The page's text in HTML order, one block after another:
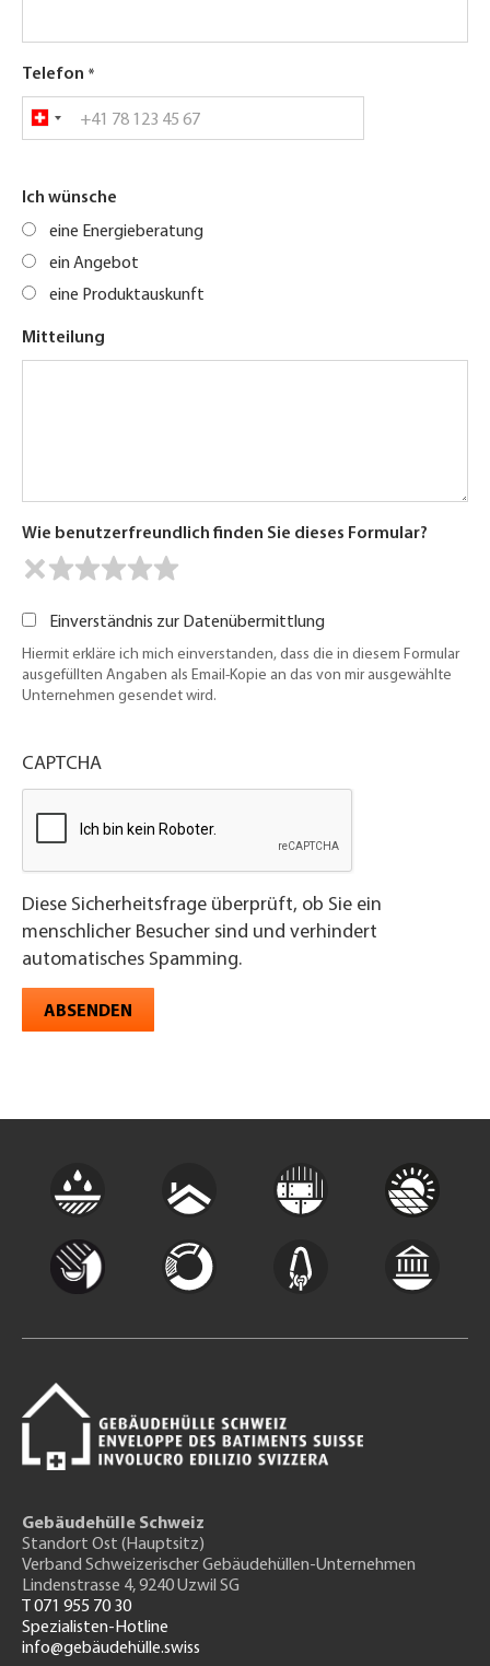
Telefon
Ich wünsche
eine Energieberatung
ein Angebot
eine Produktauskunft
Mitteilung
Wie benutzerfreundlich finden Sie dieses Formular?
Einverständnis zur Datenübermittlung
Hiermit erkläre ich mich einverstanden, dass die in diesem Formular
ausgefüllten Angaben als Email-Kopie an das von mir ausgewählte
Unternehmen gesendet wird.
CAPTCHA
Diese Sicherheitsfrage überprüft, ob Sie ein
menschlicher Besucher sind und verhindert
automatisches Spamming.
ABSENDEN
Gebäudehülle Schweiz
Standort Ost (Hauptsitz)
Verband Schweizerischer Gebäudehüllen-Unternehmen
Lindenstrasse 4, 9240 Uzwil SG
T 071 955 70 30
Spezialisten-Hotline
info@gebäudehülle.swiss